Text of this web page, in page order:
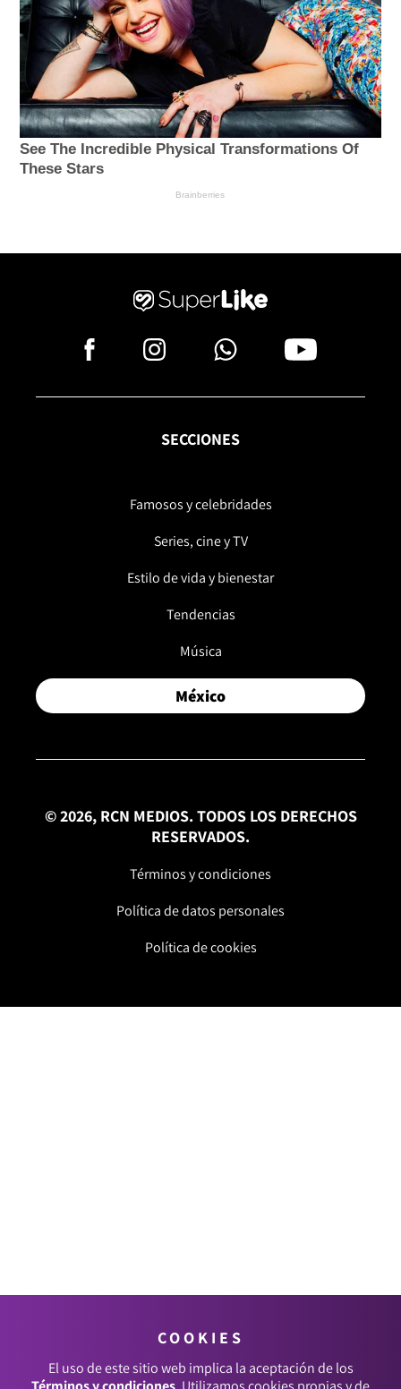
SECCIONES
Famosos y celebridades
Series, cine y TV
Estilo de vida y bienestar
Tendencias
Música
México
© 2026, RCN MEDIOS. TODOS LOS DERECHOS
RESERVADOS.
Términos y condiciones
Política de datos personales
Política de cookies
COOKIES
El uso de este sitio web implica la aceptación de los